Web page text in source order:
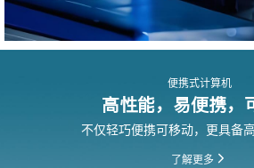
便携式计算机
高性能，易便携，
不仅轻巧便携可移动，更具备
了解更多